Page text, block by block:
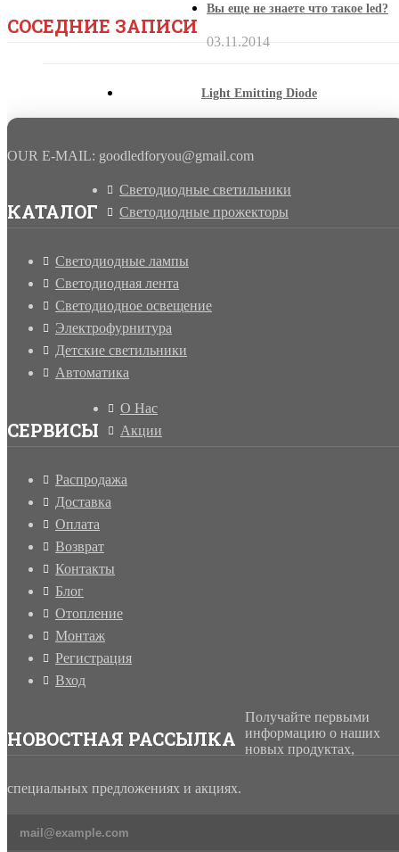
СОСЕДНИЕ ЗАПИСИ
Вы еще не знаете что такое led?
03.11.2014
Light Emitting Diode
OUR E-MAIL: goodledforyou@gmail.cоm
КАТАЛОГ
Светодиодные светильники
Светодиодные прожекторы
Светодиодные лампы
Светодиодная лента
Светодиодное освещение
Электрофурнитура
Детские светильники
Автоматика
СЕРВИСЫ
О Нас
Акции
Распродажа
Доставка
Оплата
Возврат
Контакты
Блог
Отопление
Монтаж
Регистрация
Вход
НОВОСТНАЯ РАССЫЛКА
Получайте первыми
информацию о наших
новых продуктах,
специальных предложениях и акциях.